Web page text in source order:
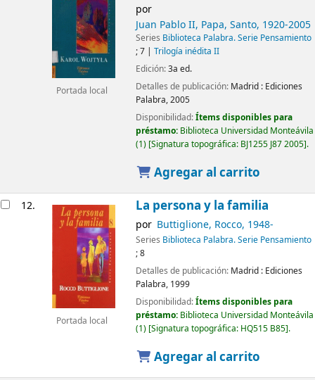
Portada local
por
Juan Pablo II, Papa, Santo, 1920-2005
Series Biblioteca Palabra. Serie Pensamiento
; 7| Trilogía inédita II
Edición:3a ed.
Detalles de publicación: Madrid : Ediciones
Palabra,2005
Disponibilidad:Ítems disponibles para
préstamo: Biblioteca Universidad Monteávila
(1) Signatura topográfica: BJ1255 J87 2005 .
Agregar al carrito
12.
Portada local
La persona y la familia
por Buttiglione, Rocco, 1948-
Series Biblioteca Palabra. Serie Pensamiento
; 8
Detalles de publicación: Madrid : Ediciones
Palabra, 1999
Disponibilidad:Ítems disponibles para
préstamo: Biblioteca Universidad Monteávila
(1) Signatura topográfica: HQ515 B85 .
Agregar al carrito